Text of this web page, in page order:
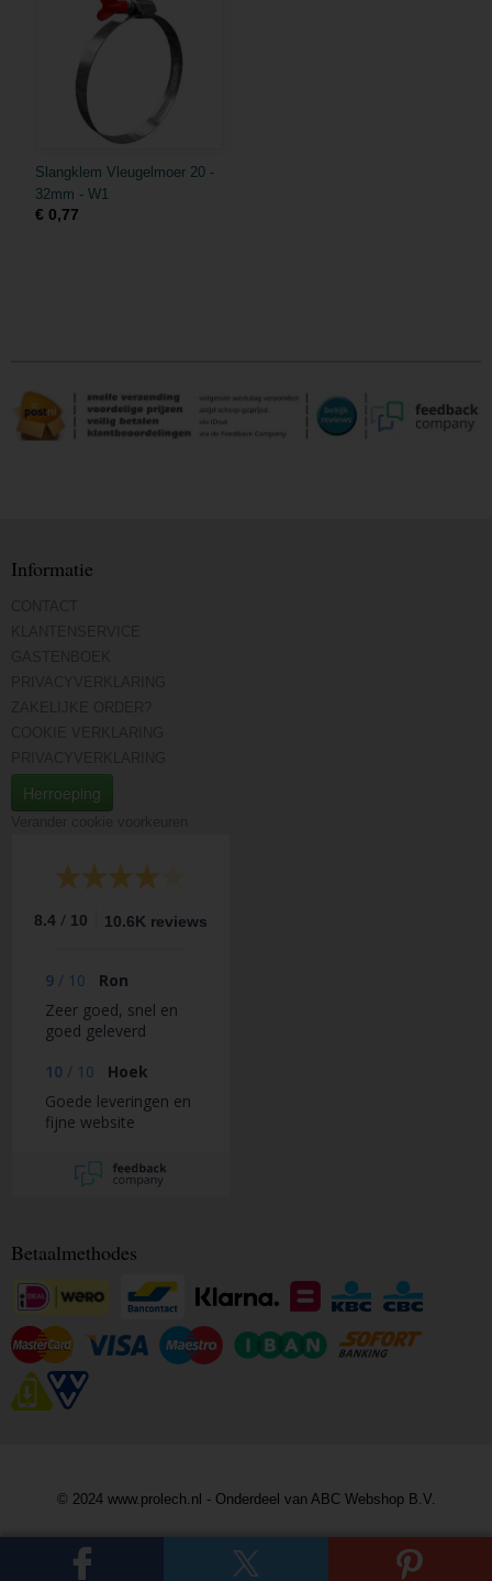
Slangklem Vleugelmoer 20 -
32mm - W1
€ 0,77
Informatie
Herroeping
8.4 / 10 10.6K reviews
9 / 10
Ron
Zeer goed, snel en
goed geleverd
10 / 10
Hoek
Goede leveringen en
fijne website
Betaalmethodes